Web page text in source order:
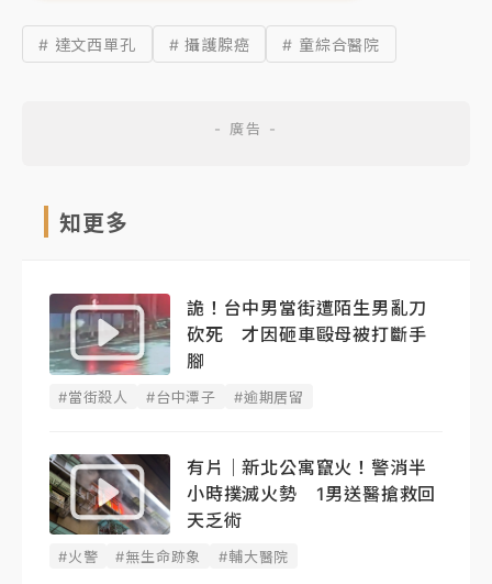
# 達文西單孔 # 攝護腺癌 # 童綜合醫院
知更多
詭！台中男當街遭陌生男亂刀
砍死 才因砸車毆母被打斷手
腳
#當街殺人 #台中潭子 #逾期居留
有片｜新北公寓竄火！警消半
小時撲滅火勢 1男送醫搶救回
天乏術
#火警 #無生命跡象 #輔大醫院